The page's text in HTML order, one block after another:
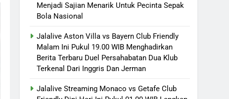
Menjadi Sajian Menarik Untuk Pecinta Sepak
Bola Nasional
Jalalive Aston Villa vs Bayern Club Friendly
Malam Ini Pukul 19.00 WIB Menghadirkan
Berita Terbaru Duel Persahabatan Dua Klub
Terkenal Dari Inggris Dan Jerman
Jalalive Streaming Monaco vs Getafe Club